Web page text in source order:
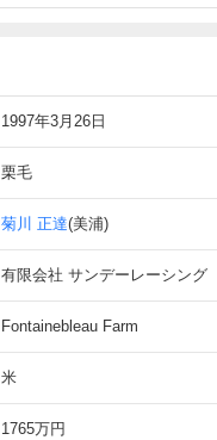
1997年3月26日
栗毛
菊川 正達(美浦)
有限会社 サンデーレーシング
Fontainebleau Farm
米
1765万円